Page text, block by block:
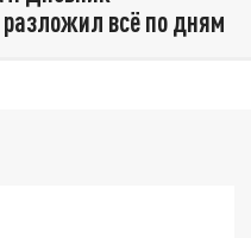
всё по дням